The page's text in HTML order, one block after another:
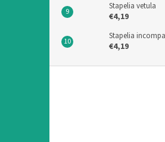
Stapelia vetula
€4,19
Stapelia
€4,19